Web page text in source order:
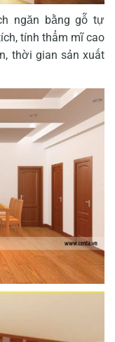
ngăn bằng gỗ tự
tính thẩm mĩ cao
thời gian sản xuất